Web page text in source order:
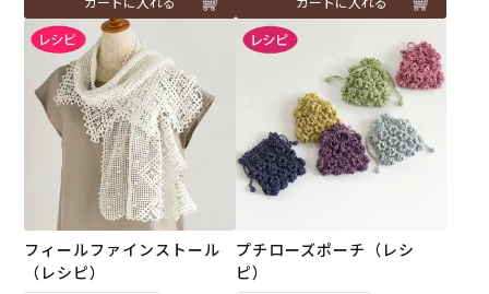
フィールファインストール
（レシピ）
プチローズポーチ（レシ
ピ）